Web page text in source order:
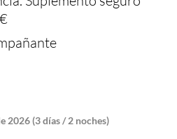
2026 (3 días / 2 noches)